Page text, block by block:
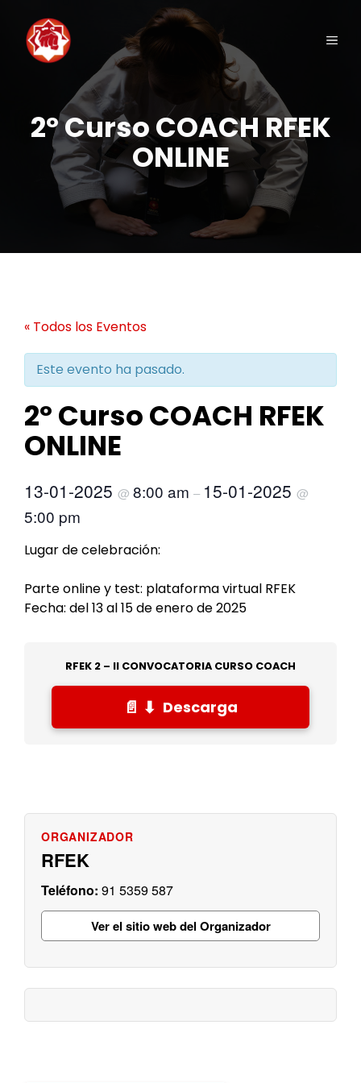
contenido
2º Curso COACH RFEK
ONLINE
« Todos los Eventos
Este evento ha pasado.
2º Curso COACH RFEK
ONLINE
13-01-2025 @ 8:00 am – 15-01-2025 @
5:00 pm
Lugar de celebración:
Parte online y test: plataforma virtual RFEK
Fecha: del 13 al 15 de enero de 2025
RFEK 2 – II CONVOCATORIA CURSO COACH
Descarga
RFEK
91 5359 587
Ver el sitio web del Organizador